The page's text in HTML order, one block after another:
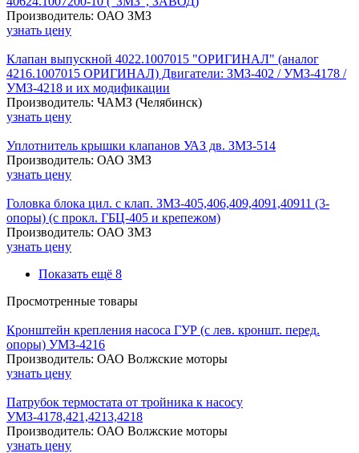
Производитель: ОАО ЗМЗ
узнать цену
Клапан выпускной 4022.1007015 "ОРИГИНАЛ" (аналог
4216.1007015 ОРИГИНАЛ) Двигатели: ЗМЗ-402 / УМЗ-4178 /
УМЗ-4218 и их модификации
Производитель: ЧАМЗ (Челябинск)
узнать цену
Уплотнитель крышки клапанов УАЗ дв. ЗМЗ-514
Производитель: ОАО ЗМЗ
узнать цену
Головка блока цил. с клап. ЗМЗ-405,406,409,4091,40911 (3-
опоры) (с прокл. ГБЦ-405 и крепежом)
Производитель: ОАО ЗМЗ
узнать цену
Показать ещё 8
Просмотренные товары
Кронштейн крепления насоса ГУР (с лев. кроншт. перед.
опоры) УМЗ-4216
Производитель: ОАО Волжские моторы
узнать цену
Патрубок термостата от тройника к насосу
УМЗ-4178,421,4213,4218
Производитель: ОАО Волжские моторы
узнать цену